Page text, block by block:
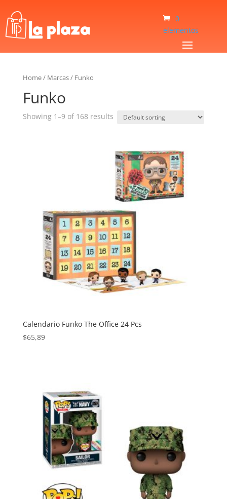
0
elementos
Home/ Marcas/ Funko
Funko
Showing 1–9 of 168 results
Calendario Funko The Office 24 Pcs
$65,89